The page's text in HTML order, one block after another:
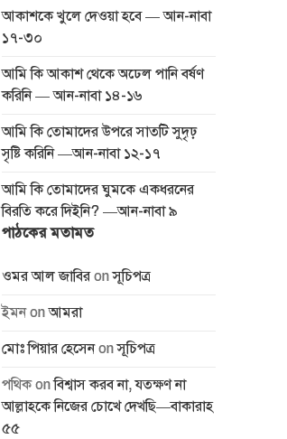
আকাশকে খুলে দেওয়া হবে — আন-নাবা
১৭-৩০
আমি কি আকাশ থেকে অঢেল পানি বর্ষণ
করিনি — আন-নাবা ১৪-১৬
আমি কি তোমাদের উপরে সাতটি সুদৃঢ়
সৃষ্টি করিনি —আন-নাবা ১২-১৭
আমি কি তোমাদের ঘুমকে একধরনের
বিরতি করে দিইনি? —আন-নাবা ৯
পাঠকের মতামত
ওমর আল জাবিরonসূচিপত্র
ইমনonআমরা
মোঃ পিয়ার হেসেনonসূচিপত্র
পথিকonবিশ্বাস করব না, যতক্ষণ না
আল্লাহকে নিজের চোখে দেখছি—বাকারাহ
৫৫